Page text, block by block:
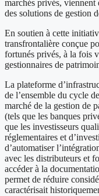
marchés privés, viennent
des solutions de gestion
En soutien à cette
transfrontalière conçue
fortunés privés, à la fois
gestionnaires de
La plateforme
de l’ensemble du cycle
marché de la gestion de
(tels que les banques
que les investisseurs
réglementaires et
d’automatiser
avec les distributeurs et
accéder à la
permet de réduire
caractérisait